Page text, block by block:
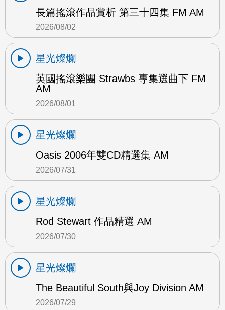
長篇搖滾作品賞析 第三十四集 FM AM
2026/08/02
星光燦爛
英國搖滾樂團 Strawbs 專集選曲下 FM
AM
2026/08/01
星光燦爛
Oasis 2006年雙CD精選集 AM
2026/07/31
星光燦爛
Rod Stewart 作品精選 AM
2026/07/30
星光燦爛
The Beautiful South與Joy Division AM
2026/07/29